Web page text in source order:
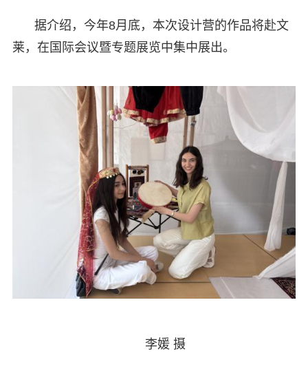
据介绍，今年8月底，本次设计营的作品将赴文
莱，在国际会议暨专题展览中集中展出。
李媛 摄